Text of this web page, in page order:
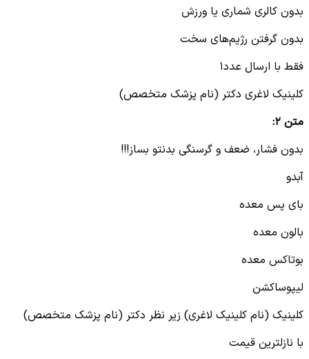
بدون کالری شماری یا ورزش
بدون گرفتن رژیم‌های سخت
فقط با ارسال عدد۱
کلینیک لاغری دکتر (نام پزشک متخصص)
متن ۲ :
بدون فشار، ضعف و گرسنگی بدنتو بساز!!!
آبدو
بای پس معده
بالون معده
بوتاکس معده
لیپوساکشن
کلینیک (نام کلینیک لاغری) زیر نظر دکتر (نام پزشک متخصص)
با نازلترین قیمت